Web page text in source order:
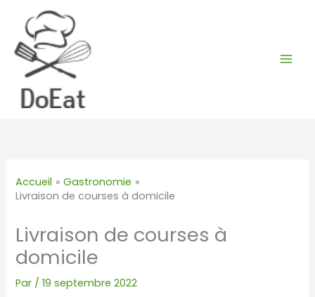
contenu
Accueil
Gastronomie
Livraison de courses à domicile
Livraison de courses à
domicile
Par /19 septembre 2022